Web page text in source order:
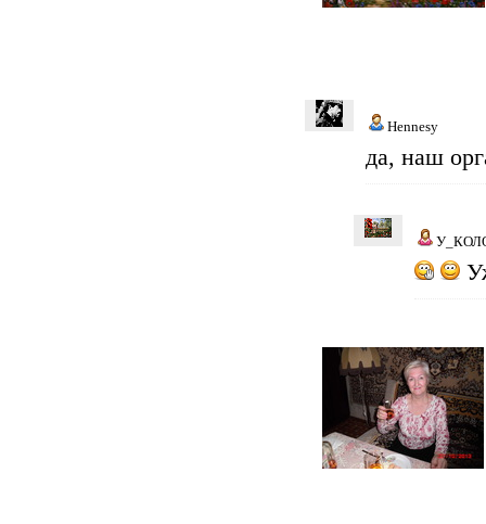
Hennesy
да, наш